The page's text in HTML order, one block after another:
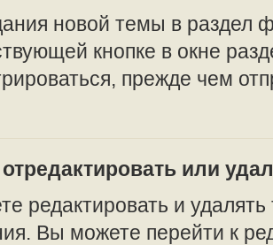
новой темы в раздел
кнопке в окне
прежде чем
или
редактировать и
Вы можете перейти к